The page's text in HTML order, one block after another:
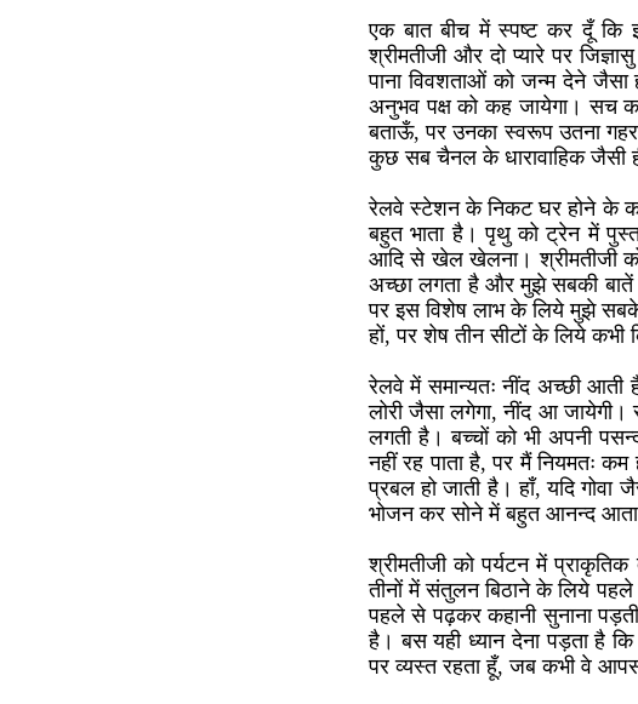
एक बात बीच में स्पष्ट कर दूँ कि
श्रीमतीजी और दो प्यारे पर
पाना विवशताओं को जन्म देने जैसा
अनुभव पक्ष को कह जायेगा। सच
बताऊँ, पर उनका स्वरूप उतना
कुछ सब चैनल के धारावाहिक जैसी
रेलवे स्टेशन के निकट घर होने के
बहुत भाता है। पृथु को ट्रेन में
आदि से खेल खेलना। श्रीमतीजी
अच्छा लगता है और मुझे सबकी बातें
पर इस विशेष लाभ के लिये मुझे सबके
हों, पर शेष तीन सीटों के लिये कभी
रेलवे में समान्यतः नींद अच्छी आती
लोरी जैसा लगेगा, नींद आ
लगती है। बच्चों को भी अपनी
नहीं रह पाता है, पर मैं नियमतः
प्रबल हो जाती है। हाँ, यदि गोवा
भोजन कर सोने में बहुत आनन्द
श्रीमतीजी को पर्यटन में
तीनों में संतुलन बिठाने के लिये पहले
पहले से पढ़कर कहानी सुनाना
है। बस यही ध्यान देना पड़ता है
पर व्यस्त रहता हूँ, जब कभी वे